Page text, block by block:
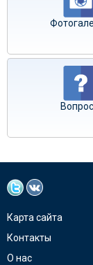
Карта сайта
Контакты
О нас